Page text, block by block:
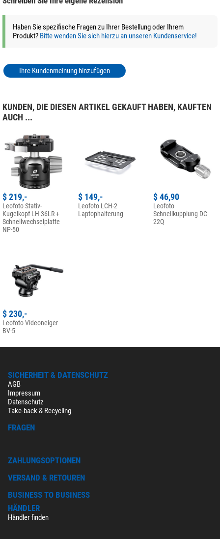
Haben Sie spezifische Fragen zu Ihrer Bestellung oder Ihrem
Produkt? Bitte wenden Sie sich hierzu an unseren Kundenservice!
Ihre Kundenmeinung hinzufügen
KUNDEN, DIE DIESEN ARTIKEL GEKAUFT HABEN, KAUFTEN
AUCH ...
$ 219,-
Leofoto Stativ-
Kugelkopf LH-36LR +
Schnellwechselplatte
NP-50
$ 149,-
Leofoto LCH-2
Laptophalterung
$ 46,90
Leofoto
Schnellkupplung DC-
22Q
$ 230,-
Leofoto Videoneiger
BV-5
SICHERHEIT & DATENSCHUTZ
AGB
Impressum
Datenschutz
Take-back & Recycling
FRAGEN
ZAHLUNGSOPTIONEN
VERSAND & RETOUREN
BUSINESS TO BUSINESS
HÄNDLER
Händler finden